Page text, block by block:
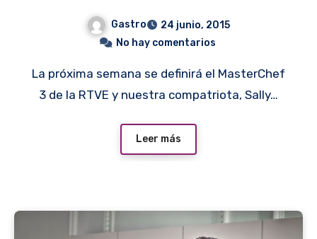
Gastro
24 junio, 2015
No hay comentarios
La próxima semana se definirá el MasterChef
3 de la RTVE y nuestra compatriota, Sally…
Leer más